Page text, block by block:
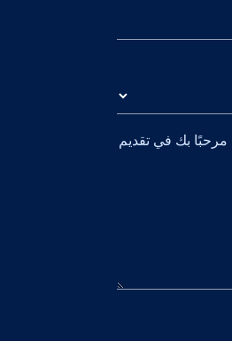
مرحبًا بك في تقديم